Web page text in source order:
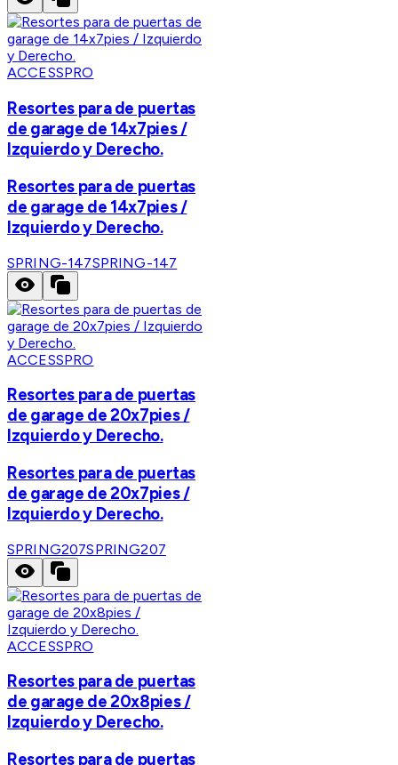
ACCESSPRO
Resortes para de puertas
de garage de 14x7pies /
Izquierdo y Derecho.
Resortes para de puertas
de garage de 14x7pies /
Izquierdo y Derecho.
SPRING-147SPRING-147
ACCESSPRO
Resortes para de puertas
de garage de 20x7pies /
Izquierdo y Derecho.
Resortes para de puertas
de garage de 20x7pies /
Izquierdo y Derecho.
SPRING207SPRING207
ACCESSPRO
Resortes para de puertas
de garage de 20x8pies /
Izquierdo y Derecho.
Resortes para de puertas